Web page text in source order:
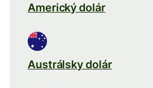
Americký dolár
Austrálsky dolár